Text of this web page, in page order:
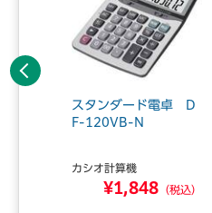
スタンダード電卓 D
F-120VB-N
カシオ計算機
¥1,848 （税込）
前へ